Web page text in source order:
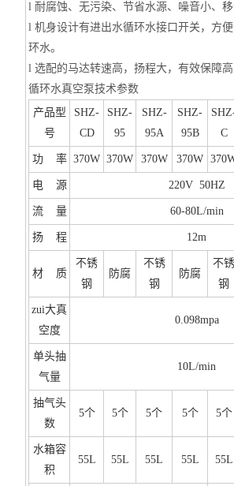
l 耐腐蚀、无污染、节省水源、噪音小、移
l 机身设计有进出水循环水接口开关，方
环水。
l 选配的马达转速高，扬程大，有效保障高
循环水真空泵技术参数
产品型
号
SHZ-
CD
SHZ-
95
SHZ-
95A
SHZ-
95B
C
功 率 370W 370W 370W 370W
电 源 220V 50HZ
流 量 60-80L/min
扬 程 12m
材 质
不锈
钢
防腐
不锈
钢
防腐
不锈
钢
zui大真
空度
0.098mpa
单头抽
气量
10L/min
抽气头
数
5个 5个 5个 5个 5个
水箱容
积
55L 55L 55L 55L 55L